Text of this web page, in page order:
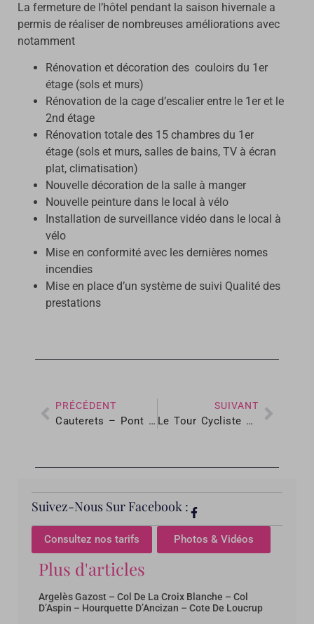
La fermeture de l’hôtel pendant la saison hivernale a
permis de réaliser de nombreuses améliorations avec
notamment
Rénovation et décoration des couloirs du 1er
étage (sols et murs)
Rénovation de la cage d’escalier entre le 1er et le
2nd étage
Rénovation totale des 15 chambres du 1er
étage (sols et murs, salles de bains, TV à écran
plat, climatisation)
Nouvelle décoration de la salle à manger
Nouvelle peinture dans le local à vélo
Installation de surveillance vidéo dans le local à
vélo
Mise en conformité avec les dernières nomes
incendies
Mise en place d’un système de suivi Qualité des
prestations
PRÉCÉDENT
Cauterets – Pont d’Espagne
SUIVANT
Le Tour Cycliste des 3 vallées
Suivez-Nous Sur Facebook :
Consultez nos tarifs Photos & Vidéos
Plus d'articles
Argelès Gazost – Col De La Croix Blanche – Col
D’Aspin – Hourquette D’Ancizan – Cote De Loucrup